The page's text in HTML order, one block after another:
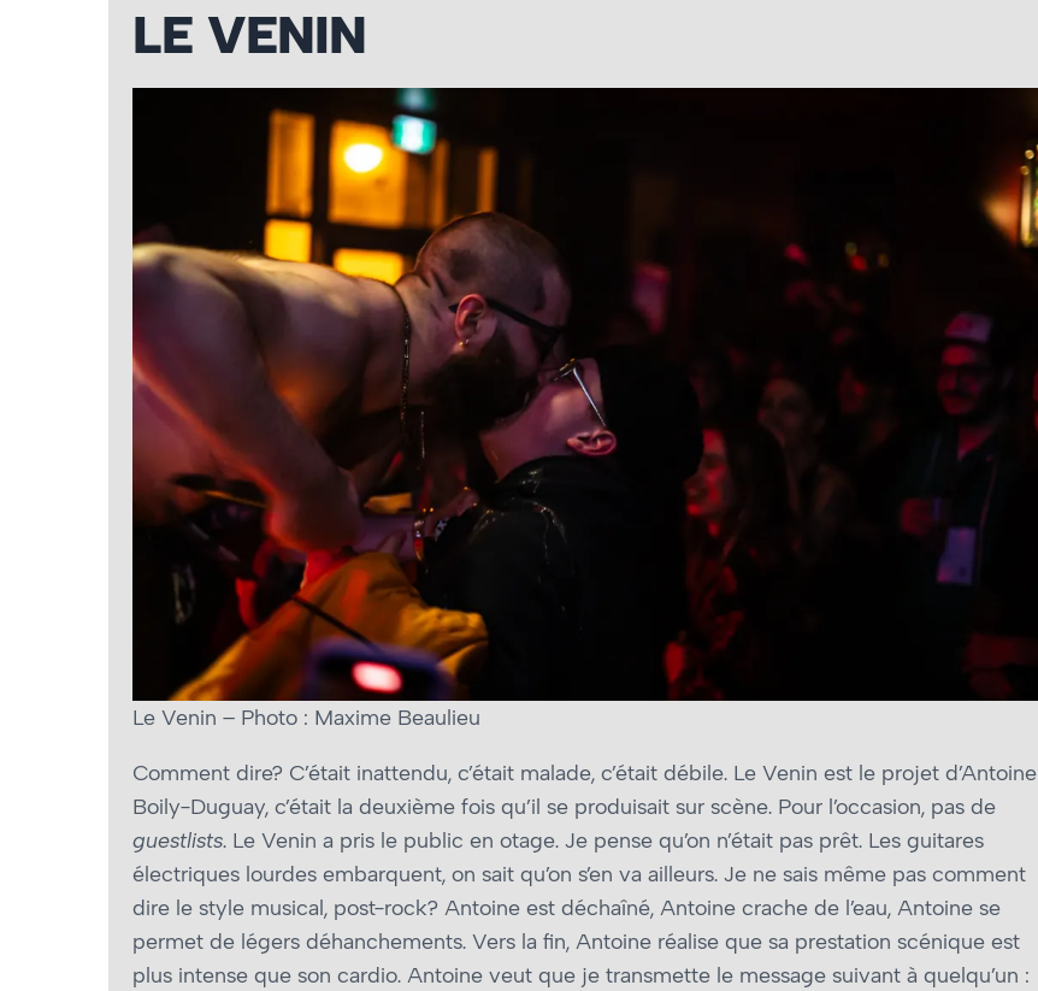
LE VENIN
Le Venin – Photo : Maxime Beaulieu
Comment dire? C’était inattendu, c’était malade, c’était débile. Le Venin est le projet d’Antoine
Boily-Duguay, c’était la deuxième fois qu’il se produisait sur scène. Pour l’occasion, pas de
guestlists. Le Venin a pris le public en otage. Je pense qu’on n’était pas prêt. Les guitares
électriques lourdes embarquent, on sait qu’on s’en va ailleurs. Je ne sais même pas comment
dire le style musical, post-rock? Antoine est déchaîné, Antoine crache de l’eau, Antoine se
permet de légers déhanchements. Vers la fin, Antoine réalise que sa prestation scénique est
plus intense que son cardio. Antoine veut que je transmette le message suivant à quelqu’un :